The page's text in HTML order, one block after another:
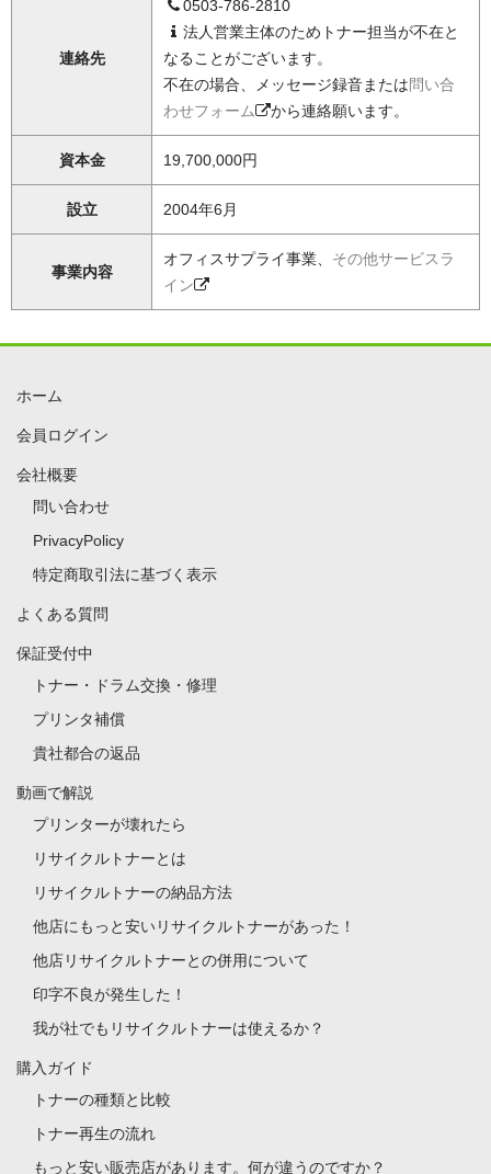
連絡先
0503-786-2810
法人営業主体のためトナー担当が不在と
なることがございます。
不在の場合、メッセージ録音または問い合
わせフォーム
から連絡願います。
資本金 19,700,000円
設立 2004年6月
事業内容
オフィスサプライ事業、 その他サービスラ
イン
ホーム
会員ログイン
会社概要
問い合わせ
PrivacyPolicy
特定商取引法に基づく表示
よくある質問
保証受付中
トナー・ドラム交換・修理
プリンタ補償
貴社都合の返品
動画で解説
プリンターが壊れたら
リサイクルトナーとは
リサイクルトナーの納品方法
他店にもっと安いリサイクルトナーがあった！
他店リサイクルトナーとの併用について
印字不良が発生した！
我が社でもリサイクルトナーは使えるか？
購入ガイド
トナーの種類と比較
トナー再生の流れ
もっと安い販売店があります。何が違うのですか？